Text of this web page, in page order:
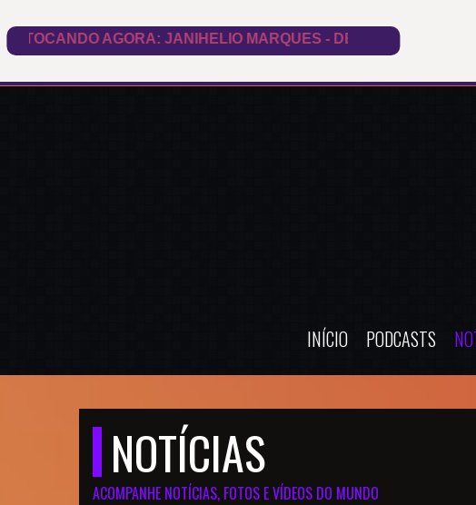
INÍCIO PODCASTS
NOTÍCIAS
ACOMPANHE NOTÍCIAS, FOTOS E VÍDEOS DO MUNDO